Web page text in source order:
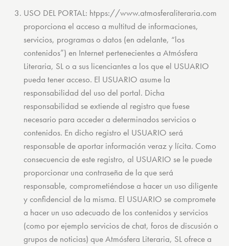
USO DEL PORTAL: htpps://www.atmosferaliteraria.com
proporciona el acceso a multitud de informaciones,
servicios, programas o datos (en adelante, “los
contenidos”) en Internet pertenecientes a Atmósfera
Literaria, SL o a sus licenciantes a los que el USUARIO
pueda tener acceso. El USUARIO asume la
responsabilidad del uso del portal. Dicha
responsabilidad se extiende al registro que fuese
necesario para acceder a determinados servicios o
contenidos. En dicho registro el USUARIO será
responsable de aportar información veraz y lícita. Como
consecuencia de este registro, al USUARIO se le puede
proporcionar una contraseña de la que será
responsable, comprometiéndose a hacer un uso diligente
y confidencial de la misma. El USUARIO se compromete
a hacer un uso adecuado de los contenidos y servicios
(como por ejemplo servicios de chat, foros de discusión o
grupos de noticias) que Atmósfera Literaria, SL ofrece a